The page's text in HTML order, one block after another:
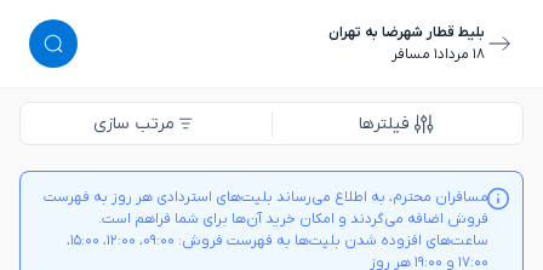
بلیط قطار شهرضا به تهران
١٨ مرداد
١ مسافر
فیلترها مرتب سازی
مسافران محترم، به اطلاع می‌رساند بلیت‌های استردادی هر روز به فهرست
فروش اضافه می‌گردند و امکان خرید آن‌ها برای شما فراهم است.
ساعت‌های افزوده شدن بلیت‌ها به فهرست فروش: ۰۹:۰۰، ۱۲:۰۰، ۱۵:۰۰،
۱۷:۰۰ و ۱۹:۰۰ هر روز